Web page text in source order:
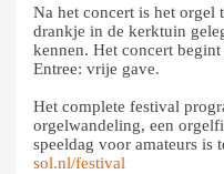
Na het concert is het orgel
drankje in de kerktuin
kennen. Het concert
Entree: vrije gave.
Het complete festival
orgelwandeling, een
speeldag voor amateurs is
sol.nl/festival